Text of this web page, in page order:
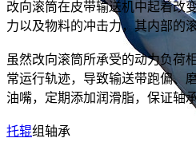
改向滚筒在皮带输送机中起着改
力以及物料的冲击力，其内部的
虽然改向滚筒所承受的动力负荷
常运行轨迹，导致输送带跑偏、
油嘴，定期添加润滑脂，保证轴
托辊组轴承